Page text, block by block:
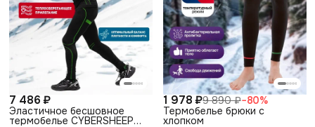
7 486 ₽
Эластичное бесшовное
термобелье CYBERSHEEP
1 978 ₽9 890 ₽−80%
Термобелье брюки с
хлопком